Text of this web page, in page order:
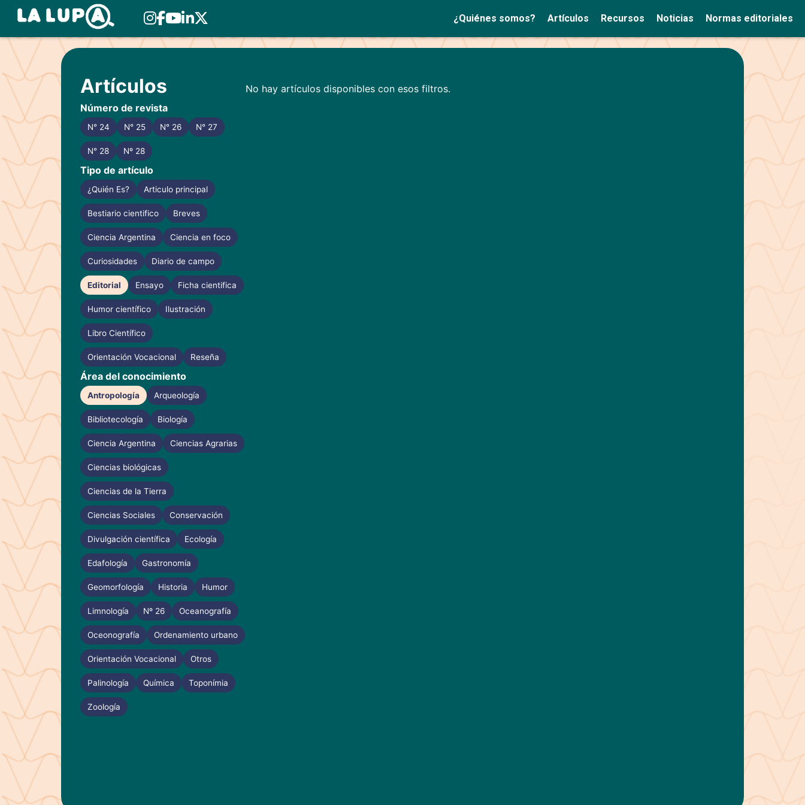
Skip
content
¿Quiénes somos? Artículos Recursos Noticias Normas editoriales
Artículos
Número de revista
N° 24 N° 25 N° 26 N° 27
N° 28 Nº 28
Tipo de artículo
¿Quién Es? Articulo principal
Bestiario cientifico Breves
Ciencia Argentina Ciencia en foco
Curiosidades Diario de campo
Editorial Ensayo Ficha cientifica
Humor científico Ilustración
Libro Científico
Orientación Vocacional Reseña
Área del conocimiento
Antropología Arqueología
Bibliotecología Biología
Ciencia Argentina Ciencias Agrarias
Ciencias biológicas
Ciencias de la Tierra
Ciencias Sociales Conservación
Divulgación científica Ecología
Edafología Gastronomía
Geomorfología Historia Humor
Limnología Nº 26 Oceanografía
Oceonografía Ordenamiento urbano
Orientación Vocacional Otros
Palinología Química Toponímia
Zoología
No hay artículos disponibles con esos filtros.